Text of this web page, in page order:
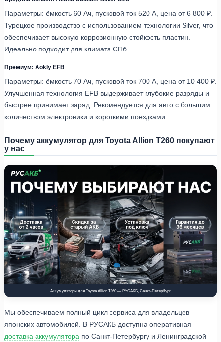
Параметры: ёмкость 60 Ач, пусковой ток 520 А, цена от 6 800 ₽.
Турецкое производство с использованием технологии Silver, что
обеспечивает высокую коррозионную стойкость пластин.
Идеально подходит для климата СПб.
Премиум: Aokly EFB
Параметры: ёмкость 70 Ач, пусковой ток 700 А, цена от 10 400 ₽.
Улучшенная технология EFB выдерживает глубокие разряды и
быстрее принимает заряд. Рекомендуется для авто с большим
количеством электроники и короткими поездками.
Почему аккумулятор для Toyota Allion T260 покупают
у нас
Аккумуляторы для Toyota Allion T260 — РУСАКБ, Санкт-Петербург
Мы обеспечиваем полный цикл сервиса для владельцев
японских автомобилей. В РУСАКБ доступна оперативная
доставка аккумулятора по Санкт-Петербургу и Ленинградской